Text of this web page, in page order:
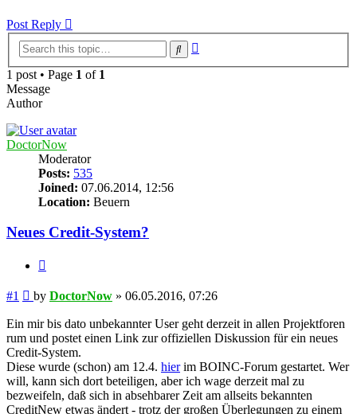
Post Reply
Search
1 post • Page 1 of 1
Message
Author
DoctorNow
Moderator
Posts: 535
Joined: 07.06.2014, 12:56
Location: Beuern
Neues Credit-System?
#1 Post
by DoctorNow » 06.05.2016, 07:26
Ein mir bis dato unbekannter User geht derzeit in allen Projektforen
rum und postet einen Link zur offiziellen Diskussion für ein neues
Credit-System.
Diese wurde (schon) am 12.4. hierim BOINC-Forum gestartet. Wer
will, kann sich dort beteiligen, aber ich wage derzeit mal zu
bezweifeln, daß sich in absehbarer Zeit am allseits bekannten
CreditNew etwas ändert - trotz der großen Überlegungen zu einem